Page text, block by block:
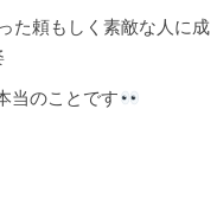
た頼もしく素敵な人に成
当のことです